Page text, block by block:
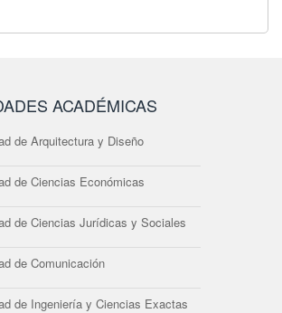
ACADÉMICAS
de Arquitectura y Diseño
de Ciencias Económicas
de Ciencias Jurídicas y Sociales
de Comunicación
de Ingeniería y Ciencias Exactas